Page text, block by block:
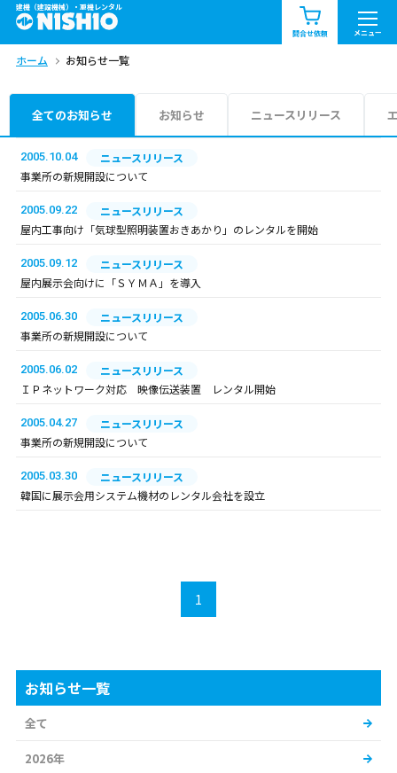
建機（建設機械）・重機レンタル
問合せ依頼 メニュー
商品一覧 お知らせ一覧
問合せ依頼リスト
エリア情報を見る
ホーム お知らせ一覧
全てのお知らせ お知らせ ニュースリリース
2005.10.04
ニュースリリース
事業所の新規開設について
2005.09.22
ニュースリリース
屋内工事向け「気球型照明装置おきあかり」のレンタルを開始
2005.09.12
ニュースリリース
屋内展示会向けに「ＳＹＭＡ」を導入
2005.06.30
ニュースリリース
事業所の新規開設について
2005.06.02
ニュースリリース
ＩＰネットワーク対応 映像伝送装置 レンタル開始
2005.04.27
ニュースリリース
事業所の新規開設について
2005.03.30
ニュースリリース
韓国に展示会用システム機材のレンタル会社を設立
1
お知らせ一覧
全て
2026年